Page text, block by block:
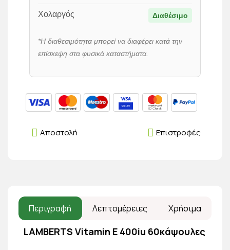
Χολαργός Διαθέσιμο
*Η διαθεσιμότητα μπορεί να διαφέρει κατά την
επίσκεψη στα φυσικά καταστήματα.
Επιστροφές
Αποστολή
Περιγραφή Λεπτομέρειες Χρήσιμα
LAMBERTS Vitamin E 400iu 60κάψουλες